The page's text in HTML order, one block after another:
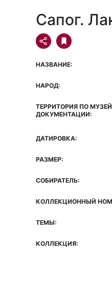
Сапог.
НАЗВАНИЕ:
НАРОД:
ТЕРРИТОРИЯ ПО
ДОКУМЕНТАЦИИ:
ДАТИРОВКА:
РАЗМЕР:
СОБИРАТЕЛЬ:
КОЛЛЕКЦИОННЫЙ
ТЕМЫ:
КОЛЛЕКЦИЯ: